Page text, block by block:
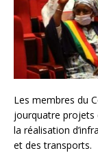
Les membres du
jourquatre projets
la réalisation
et des transports.